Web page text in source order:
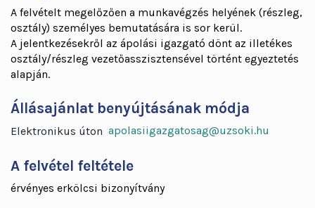
A felvételt megelőzően a munkavégzés helyének (részleg,
osztály) személyes bemutatására is sor kerül.
A jelentkezésekről az ápolási igazgató dönt az illetékes
osztály/részleg vezetőasszisztensével történt egyeztetés
alapján.
Állásajánlat benyújtásának módja
Elektronikus úton apolasiigazgatosag@uzsoki.hu
A felvétel feltétele
érvényes erkölcsi bizonyítvány